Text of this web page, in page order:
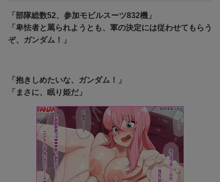
「部隊総数52、参加モビルスーツ832機」
「卑怯者と罵られようとも、軍の決定には従わせてもらう
ぞ、ガンダム！」
「抱きしめたいな、ガンダム！」
「まさに、眠り姫だ」